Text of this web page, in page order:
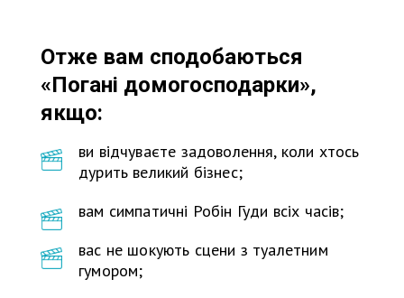
Отже вам сподобаються
«Погані домогосподарки»,
якщо:
ви відчуваєте задоволення, коли хтось
дурить великий бізнес;
вам симпатичні Робін Гуди всіх часів;
вас не шокують сцени з туалетним
гумором;